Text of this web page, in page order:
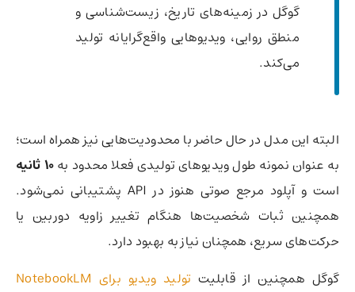
گوگل در زمینه‌های تاریخ، زیست‌شناسی و
منطق روایی، ویدیوهایی واقع‌گرایانه تولید
می‌کند.
البته این مدل در حال حاضر با محدودیت‌هایی نیز همراه است؛
به عنوان نمونه طول ویدیوهای تولیدی فعلا محدود به
است و آپلود مرجع صوتی هنوز در API پشتیبانی نمی‌شود.
همچنین ثبات شخصیت‌ها هنگام تغییر زاویه دوربین یا
حرکت‌های سریع، همچنان نیاز به بهبود دارد.
گوگل همچنین از قابلیت تولید ویدیو برای NotebookLM